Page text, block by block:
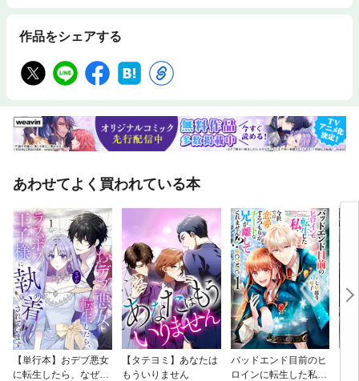
作品をシェアする
あわせてよく買われている本
【単行本】おデブ悪女
に転生したら、なぜか
【タテヨミ】あなたは
もういりません
バッドエンド目前のヒ
ロインに転生した私、